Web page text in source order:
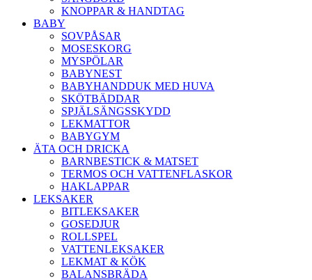
KNOPPAR & HANDTAG
BABY
SOVPÅSAR
MOSESKORG
MYSPÖLAR
BABYNEST
BABYHANDDUK MED HUVA
SKÖTBÄDDAR
SPJÄLSÄNGSSKYDD
LEKMATTOR
BABYGYM
ÄTA OCH DRICKA
BARNBESTICK & MATSET
TERMOS OCH VATTENFLASKOR
HAKLAPPAR
LEKSAKER
BITLEKSAKER
GOSEDJUR
ROLLSPEL
VATTENLEKSAKER
LEKMAT & KÖK
BALANSBRÄDA